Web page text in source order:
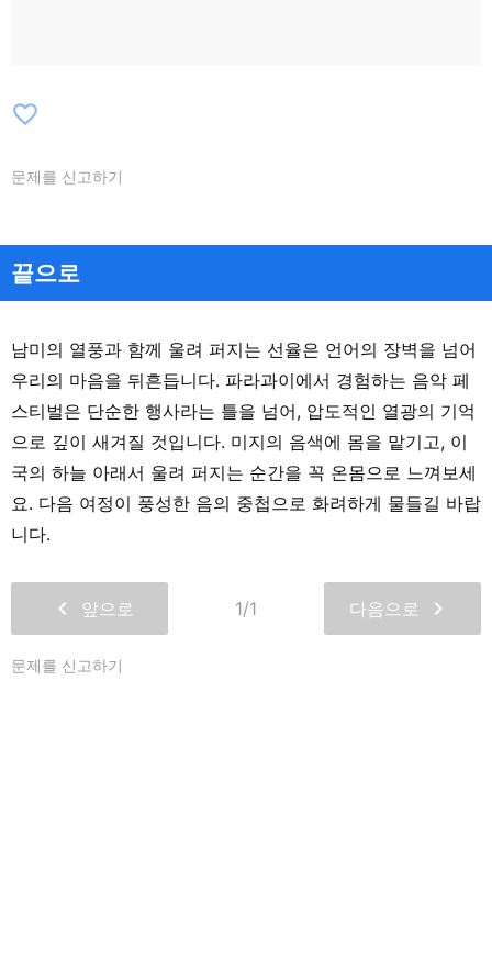
favorite_border
문제를 신고하기
끝으로
남미의 열풍과 함께 울려 퍼지는 선율은 언어의 장벽을 넘어
우리의 마음을 뒤흔듭니다. 파라과이에서 경험하는 음악 페
스티벌은 단순한 행사라는 틀을 넘어, 압도적인 열광의 기억
으로 깊이 새겨질 것입니다. 미지의 음색에 몸을 맡기고, 이
국의 하늘 아래서 울려 퍼지는 순간을 꼭 온몸으로 느껴보세
요. 다음 여정이 풍성한 음의 중첩으로 화려하게 물들길 바랍
니다.
chevron_left 앞으로 1/1 다음으로 chevron_right
문제를 신고하기